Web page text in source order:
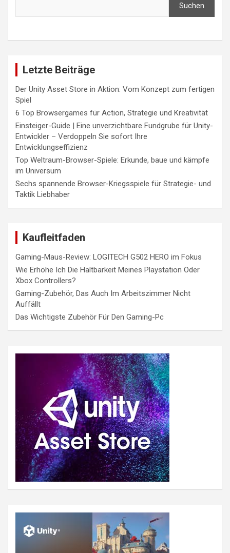
Suchen
Letzte Beiträge
Der Unity Asset Store in Aktion: Vom Konzept zum fertigen
Spiel
6 Top Browsergames für Action, Strategie und Kreativität
Einsteiger-Guide | Eine unverzichtbare Fundgrube für Unity-
Entwickler – Verdoppeln Sie sofort Ihre
Entwicklungseffizienz
Top Weltraum-Browser-Spiele: Erkunde, baue und kämpfe
im Universum
Sechs spannende Browser-Kriegsspiele für Strategie- und
Taktik Liebhaber
Kaufleitfaden
Gaming-Maus-Review: LOGITECH G502 HERO im Fokus
Wie Erhöhe Ich Die Haltbarkeit Meines Playstation Oder
Xbox Controllers?
Gaming-Zubehör, Das Auch Im Arbeitszimmer Nicht
Auffällt
Das Wichtigste Zubehör Für Den Gaming-Pc